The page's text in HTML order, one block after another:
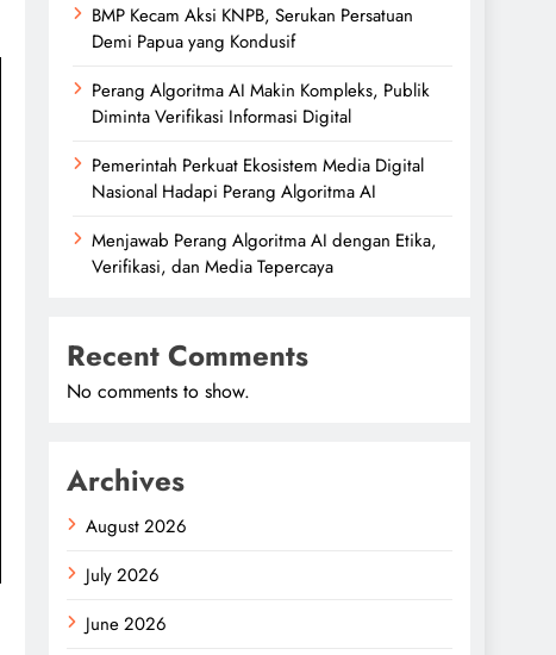
BMP Kecam Aksi KNPB, Serukan Persatuan
Demi Papua yang Kondusif
Perang Algoritma AI Makin Kompleks, Publik
Diminta Verifikasi Informasi Digital
Pemerintah Perkuat Ekosistem Media Digital
Nasional Hadapi Perang Algoritma AI
Menjawab Perang Algoritma AI dengan Etika,
Verifikasi, dan Media Tepercaya
Recent Comments
No comments to show.
Archives
August 2026
July 2026
June 2026